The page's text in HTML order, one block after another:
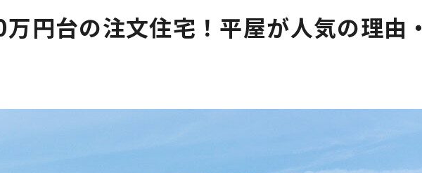
万円台の注文住宅！平屋が人気の理由・